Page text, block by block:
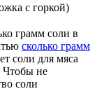
с горкой)
грамм соли в
сколько грамм
соли для мяса
Чтобы не
соли